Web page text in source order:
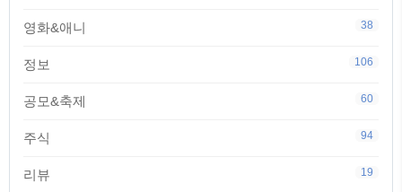
영화&애니 38
정보 106
공모&축제 60
주식 94
리뷰 19